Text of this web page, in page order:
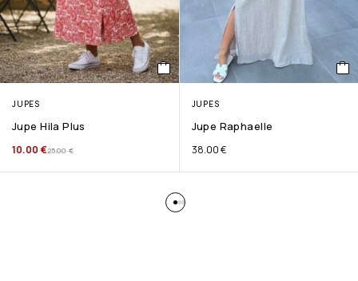
JUPES
Jupe Hila Plus
25.00€
10.00 €
JUPES
Jupe Raphaelle
38.00€